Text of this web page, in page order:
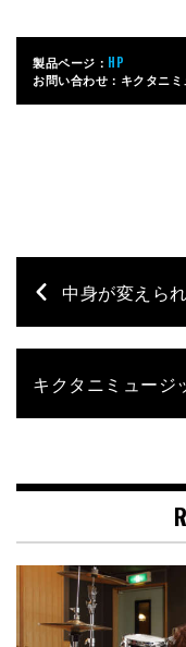
製品ページ： HP
お問い合わせ：キクタニ